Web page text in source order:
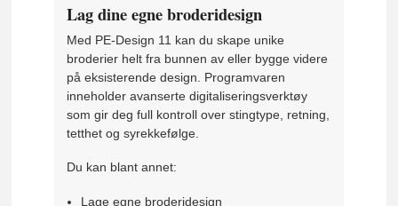
Lag dine egne broderidesign
Med PE-Design 11 kan du skape unike
broderier helt fra bunnen av eller bygge videre
på eksisterende design. Programvaren
inneholder avanserte digitaliseringsverktøy
som gir deg full kontroll over stingtype, retning,
tetthet og syrekkefølge.
Du kan blant annet:
Lage egne broderidesign